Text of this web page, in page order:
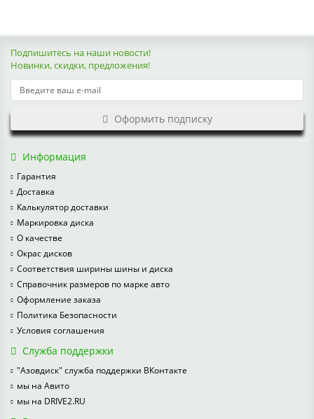
Подпишитесь на наши новости!
Новинки, скидки, предложения!
Оформить подписку
Информация
Гарантия
Доставка
Калькулятор доставки
Маркировка диска
О качестве
Окрас дисков
Соответствия ширины шины и диска
Справочник размеров по марке авто
Оформление заказа
Политика Безопасности
Условия соглашения
Служба поддержки
"Азовдиск" служба поддержки ВКонтакте
мы на Авито
мы на DRIVE2.RU